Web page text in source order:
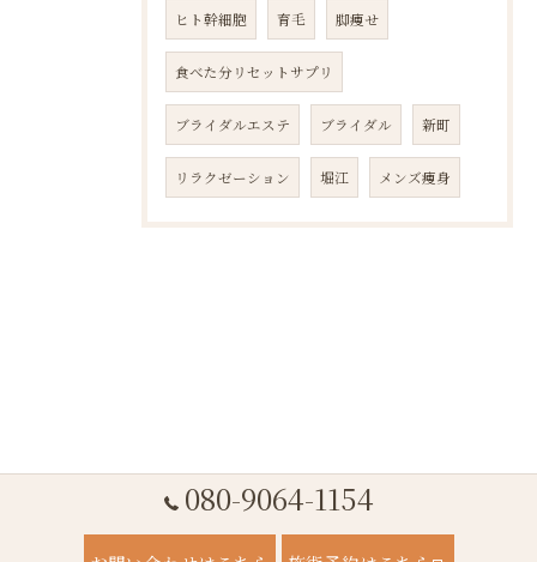
ヒト幹細胞 育毛 脚痩せ
食べた分リセットサプリ
ブライダルエステ ブライダル 新町
リラクゼーション 堀江 メンズ痩身
080-9064-1154